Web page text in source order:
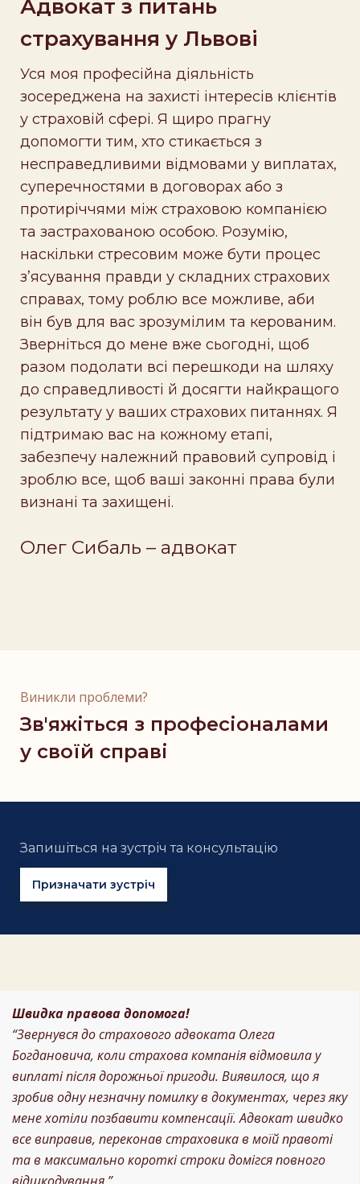
Адвокат з питань
страхування у Львові
Уся моя професійна діяльність
зосереджена на захисті інтересів клієнтів
у страховій сфері. Я щиро прагну
допомогти тим, хто стикається з
несправедливими відмовами у виплатах,
суперечностями в договорах або з
протиріччями між страховою компанією
та застрахованою особою. Розумію,
наскільки стресовим може бути процес
з’ясування правди у складних страхових
справах, тому роблю все можливе, аби
він був для вас зрозумілим та керованим.
Зверніться до мене вже сьогодні, щоб
разом подолати всі перешкоди на шляху
до справедливості й досягти найкращого
результату у ваших страхових питаннях. Я
підтримаю вас на кожному етапі,
забезпечу належний правовий супровід і
зроблю все, щоб ваші законні права були
визнані та захищені.
Олег Сибаль – адвокат
Виникли проблеми?
Зв'яжіться з професіоналами
у своїй справі
Запишіться на зустріч та консультацію
Призначати зустріч
Швидка правова допомога!
“Звернувся до страхового адвоката Олега
Богдановича, коли страхова компанія відмовила у
виплаті після дорожньої пригоди. Виявилося, що я
зробив одну незначну помилку в документах, через яку
мене хотіли позбавити компенсації. Адвокат швидко
все виправив, переконав страховика в моїй правоті
та в максимально короткі строки домігся повного